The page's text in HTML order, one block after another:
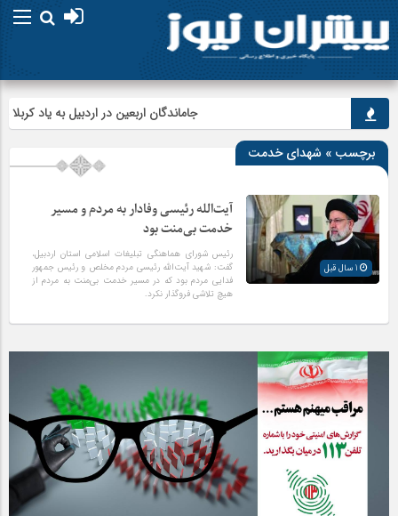
جاماندگان اربعین در اردبیل به یاد کربلا
برچسب » شهدای خدمت
آیت‌الله رئیسی وفادار به مردم و مسیر
خدمت بی‌منت بود
رئیس شورای هماهنگی تبلیغات اسلامی استان اردبیل،
گفت: شهید آیت‌الله رئیسی مردم مخلص و رئیس جمهور
فدایی مردم بود که در مسیر خدمت بی‌منت به مردم از
هیچ تلاشی فروگذار نکرد.